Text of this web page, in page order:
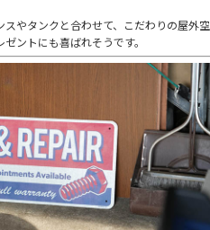
やタンクと合わせて、こだわりの屋外空
ントにも喜ばれそうです。